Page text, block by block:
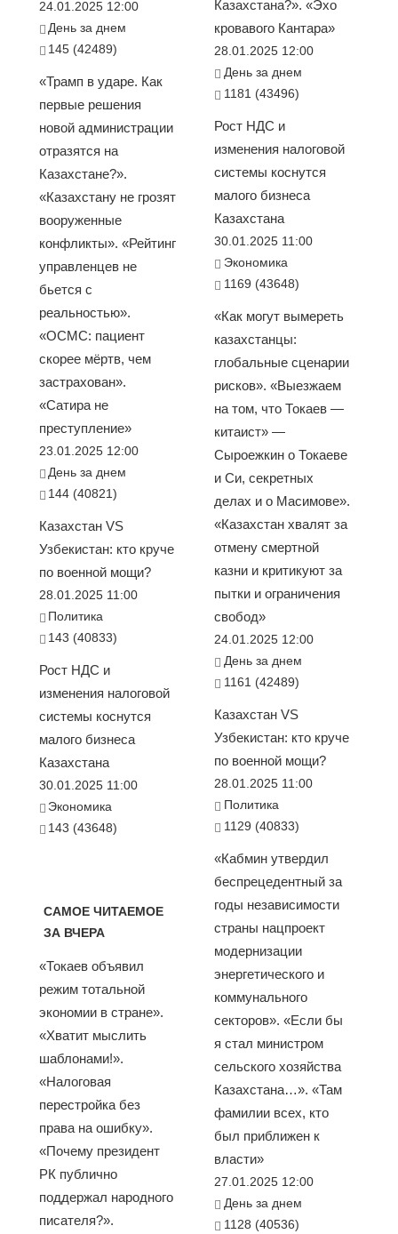
24.01.2025 12:00
День за днем
145 (42489)
«Трамп в ударе. Как
первые решения
новой администрации
отразятся на
Казахстане?».
«Казахстану не грозят
вооруженные
конфликты». «Рейтинг
управленцев не
бьется с
реальностью».
«ОСМС: пациент
скорее мёртв, чем
застрахован».
«Сатира не
преступление»
23.01.2025 12:00
День за днем
144 (40821)
Казахстан VS
Узбекистан: кто круче
по военной мощи?
28.01.2025 11:00
Политика
143 (40833)
Рост НДС и
изменения налоговой
системы коснутся
малого бизнеса
Казахстана
30.01.2025 11:00
Экономика
143 (43648)
САМОЕ ЧИТАЕМОЕ
ЗА ВЧЕРА
«Токаев объявил
режим тотальной
экономии в стране».
«Хватит мыслить
шаблонами!».
«Налоговая
перестройка без
права на ошибку».
«Почему президент
РК публично
поддержал народного
писателя?».
Казахстана?». «Эхо
кровавого Кантара»
28.01.2025 12:00
День за днем
1181 (43496)
Рост НДС и
изменения налоговой
системы коснутся
малого бизнеса
Казахстана
30.01.2025 11:00
Экономика
1169 (43648)
«Как могут вымереть
казахстанцы:
глобальные сценарии
рисков». «Выезжаем
на том, что Токаев —
китаист» —
Сыроежкин о Токаеве
и Си, секретных
делах и о Масимове».
«Казахстан хвалят за
отмену смертной
казни и критикуют за
пытки и ограничения
свобод»
24.01.2025 12:00
День за днем
1161 (42489)
Казахстан VS
Узбекистан: кто круче
по военной мощи?
28.01.2025 11:00
Политика
1129 (40833)
«Кабмин утвердил
беспрецедентный за
годы независимости
страны нацпроект
модернизации
энергетического и
коммунального
секторов». «Если бы
я стал министром
сельского хозяйства
Казахстана…». «Там
фамилии всех, кто
был приближен к
власти»
27.01.2025 12:00
День за днем
1128 (40536)